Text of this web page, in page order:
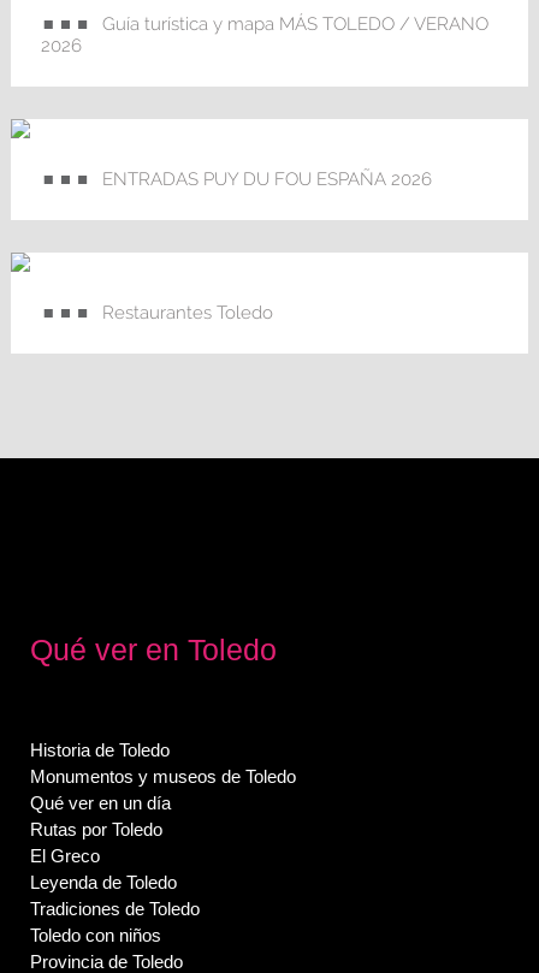
Guía turística y mapa MÁS TOLEDO / VERANO
2026
ENTRADAS PUY DU FOU ESPAÑA 2026
Restaurantes Toledo
Qué ver en Toledo
Historia de Toledo
Monumentos y museos de Toledo
Qué ver en un día
Rutas por Toledo
El Greco
Leyenda de Toledo
Tradiciones de Toledo
Toledo con niños
Provincia de Toledo